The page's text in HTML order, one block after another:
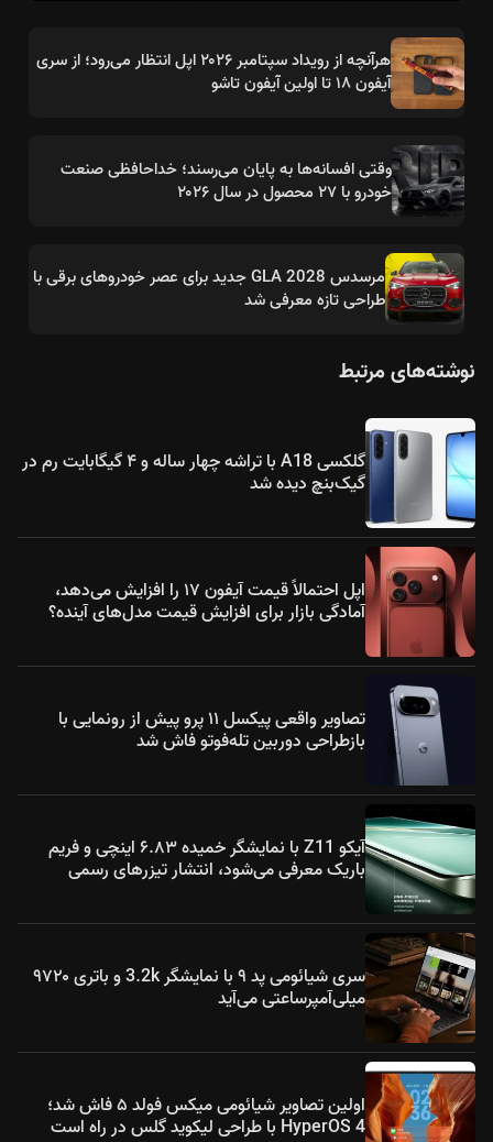
هرآنچه از رویداد سپتامبر ۲۰۲۶ اپل انتظار می‌رود؛ از سری
آیفون ۱۸ تا اولین آیفون تاشو
وقتی افسانه‌ها به پایان می‌رسند؛ خداحافظی صنعت
خودرو با ۲۷ محصول در سال ۲۰۲۶
مرسدس GLA 2028 جدید برای عصر خودروهای برقی با
طراحی تازه معرفی شد
نوشته‌های مرتبط
گلکسی A18 با تراشه چهار ساله و ۴ گیگابایت رم در
گیک‌بنچ دیده شد
اپل احتمالاً قیمت آیفون ۱۷ را افزایش می‌دهد،
آمادگی بازار برای افزایش قیمت مدل‌های آینده؟
تصاویر واقعی پیکسل ۱۱ پرو پیش از رونمایی با
بازطراحی دوربین تله‌فوتو فاش شد
آیکو Z11 با نمایشگر خمیده ۶.۸۳ اینچی و فریم
باریک معرفی می‌شود، انتشار تیزرهای رسمی
سری شیائومی پد ۹ با نمایشگر 3.2k و باتری ۹۷۲۰
میلی‌آمپرساعتی می‌آید
اولین تصاویر شیائومی میکس فولد ۵ فاش شد؛
HyperOS 4 با طراحی لیکوید گلس در راه است